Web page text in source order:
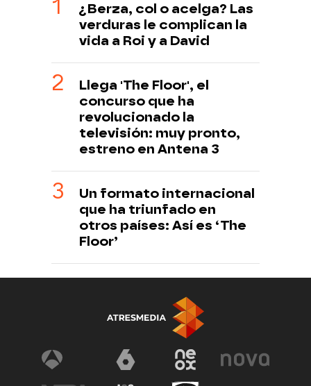
¿Berza, col o acelga? Las
verduras le complican la
vida a Roi y a David
Llega 'The Floor', el
concurso que ha
revolucionado la
televisión: muy pronto,
estreno en Antena 3
Un formato internacional
que ha triunfado en
otros países: Así es ‘The
Floor’